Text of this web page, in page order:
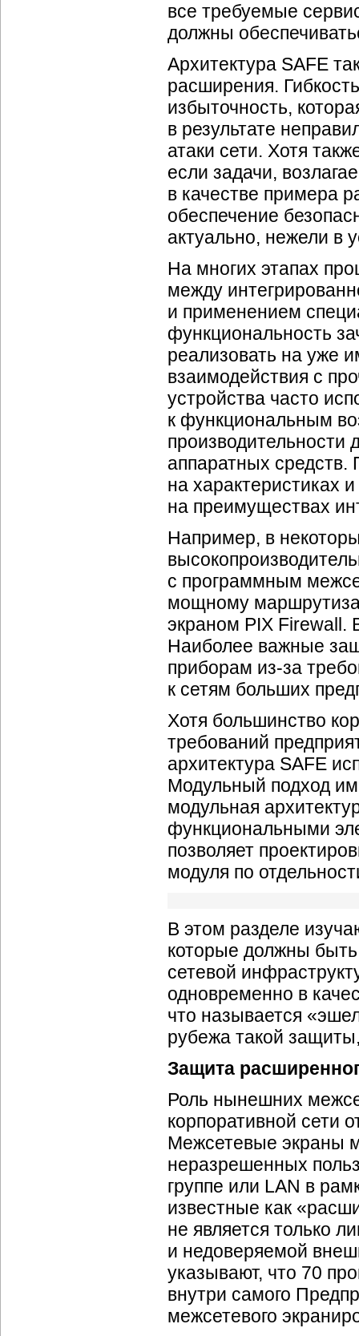
все требуемые
должны
Архитектура SAFE
расширения.
избыточность,
в результате
атаки сети. Хотя
если задачи,
в качестве примера
обеспечение
актуально, нежели в
На многих этапах
между
и применением
функциональность
реализовать на уже
взаимодействия с
устройства часто
к функциональным
производительности
аппаратных
на характеристиках
на преимуществах
Например, в
с программным
мощному
экраном PIX Firewall.
Наиболее важные
приборам из-за
к сетям больших
Хотя большинство
требований
архитектура SAFE
Модульный подход
модульная
функциональными
позволяет
модуля по
В этом разделе
которые должны
сетевой
одновременно в
что называется
рубежа такой
Защита
Роль нынешних
корпоративной сети
Межсетевые экраны
неразрешенных
группе или LAN в
известные как
не является только
и недоверяемой
указывают, что 70
внутри самого
межсетевого